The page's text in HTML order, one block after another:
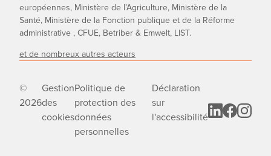
européennes, Ministère de l’Agriculture, Ministère de la
Santé, Ministère de la Fonction publique et de la Réforme
administrative , CFUE, Betriber & Emwelt, LIST.
et de nombreux autres acteurs
©
2026
Gestion
des
cookies
Politique de
protection des
données
personnelles
Déclaration
sur
l'accessibilité